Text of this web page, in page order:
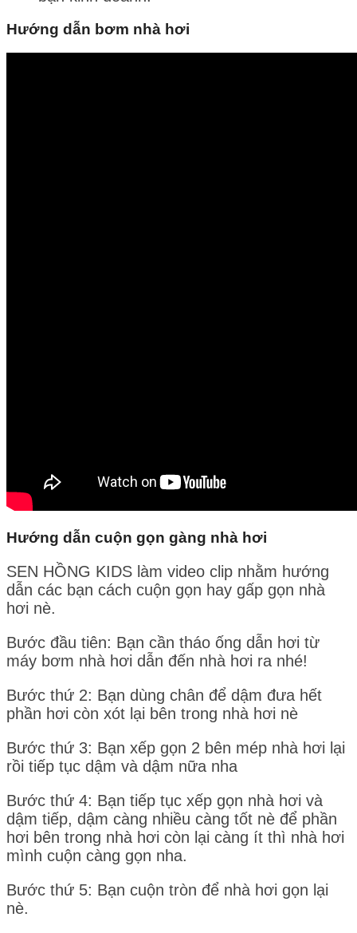
Hướng dẫn bơm nhà hơi
Hướng dẫn cuộn gọn gàng nhà hơi
SEN HỒNG KIDS làm video clip nhằm hướng
dẫn các bạn cách cuộn gọn hay gấp gọn nhà
hơi nè.
Bước đầu tiên: Bạn cần tháo ống dẫn hơi từ
máy bơm nhà hơi dẫn đến nhà hơi ra nhé!
Bước thứ 2: Bạn dùng chân để dậm đưa hết
phần hơi còn xót lại bên trong nhà hơi nè
Bước thứ 3: Bạn xếp gọn 2 bên mép nhà hơi lại
rồi tiếp tục dậm và dậm nữa nha
Bước thứ 4: Bạn tiếp tục xếp gọn nhà hơi và
dậm tiếp, dậm càng nhiều càng tốt nè để phần
hơi bên trong nhà hơi còn lại càng ít thì nhà hơi
mình cuộn càng gọn nha.
Bước thứ 5: Bạn cuộn tròn để nhà hơi gọn lại
nè.